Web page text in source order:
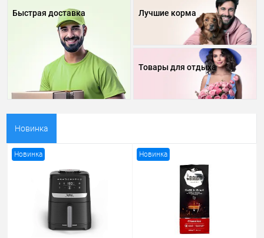
Быстрая доставка Лучшие корма
Товары для отдыха
Новинка
Новинка Новинка